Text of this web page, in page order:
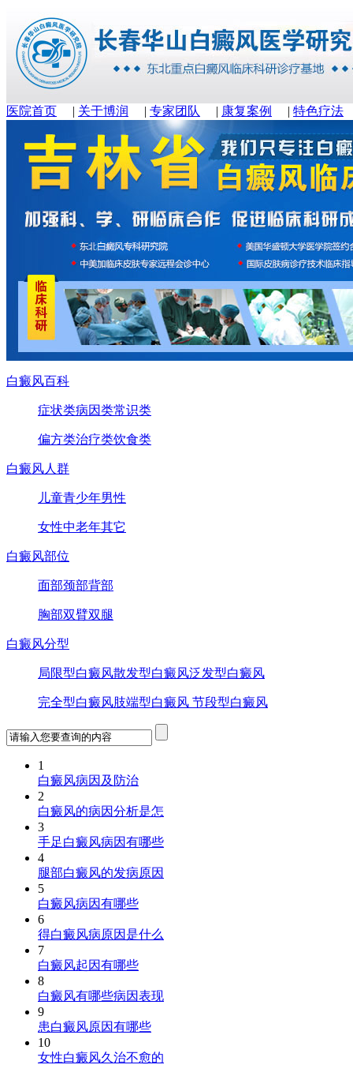
医院首页 | 关于博润 | 专家团队 | 康复案例 | 特色疗法
白癜风百科
症状类病因类常识类
偏方类治疗类饮食类
白癜风人群
儿童青少年男性
女性中老年其它
白癜风部位
面部颈部背部
胸部双臂双腿
白癜风分型
局限型白癜风散发型白癜风泛发型白癜风
完全型白癜风肢端型白癜风 节段型白癜风
1
白癜风病因及防治
2
白癜风的病因分析是怎
3
手足白癜风病因有哪些
4
腿部白癜风的发病原因
5
白癜风病因有哪些
6
得白癜风病原因是什么
7
白癜风起因有哪些
8
白癜风有哪些病因表现
9
患白癜风原因有哪些
10
女性白癜风久治不愈的